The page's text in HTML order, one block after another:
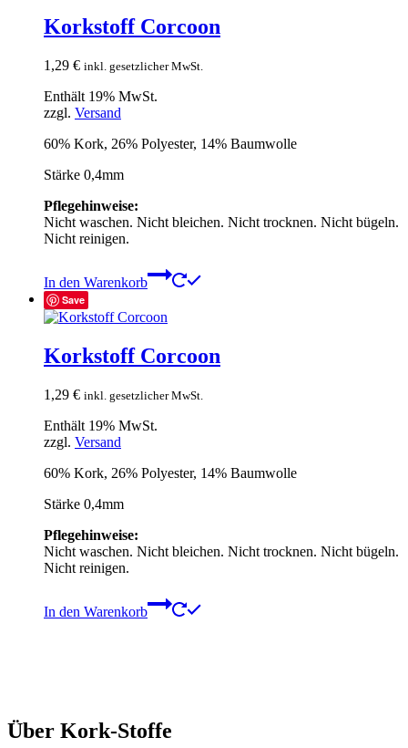
Korkstoff Corcoon
1,29 € inkl. gesetzlicher MwSt.
Enthält 19% MwSt.
zzgl. Versand
60% Kork, 26% Polyester, 14% Baumwolle
Stärke 0,4mm
Pflegehinweise:
Nicht waschen. Nicht bleichen. Nicht trocknen. Nicht bügeln.
Nicht reinigen.
In den Warenkorb
Save
Korkstoff Corcoon
1,29 € inkl. gesetzlicher MwSt.
Enthält 19% MwSt.
zzgl. Versand
60% Kork, 26% Polyester, 14% Baumwolle
Stärke 0,4mm
Pflegehinweise:
Nicht waschen. Nicht bleichen. Nicht trocknen. Nicht bügeln.
Nicht reinigen.
In den Warenkorb
Über Kork-Stoffe